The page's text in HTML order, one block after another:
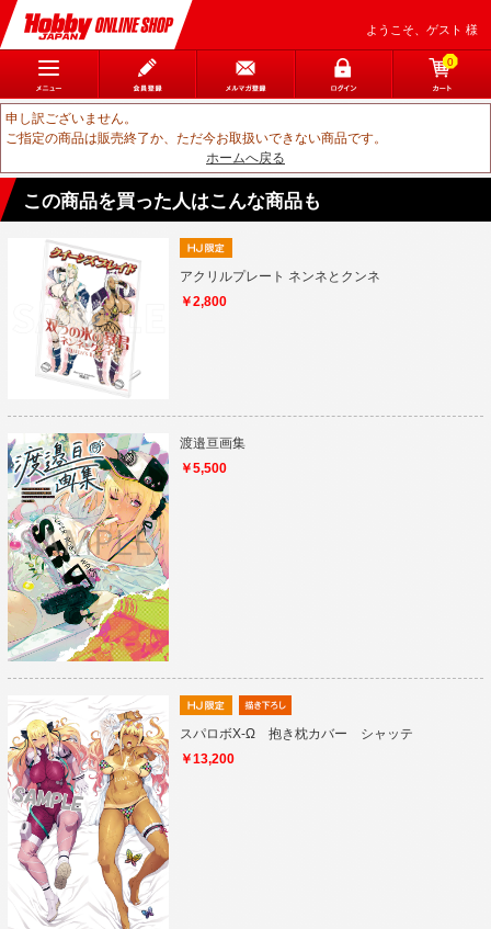
ようこそ、ゲスト 様
0
申し訳ございません。
ご指定の商品は販売終了か、ただ今お取扱いできない商品です。
ホームへ戻る
この商品を買った人はこんな商品も
アクリルプレート ネンネとクンネ
￥2,800
渡邉亘画集
￥5,500
スパロボX-Ω 抱き枕カバー シャッテ
￥13,200